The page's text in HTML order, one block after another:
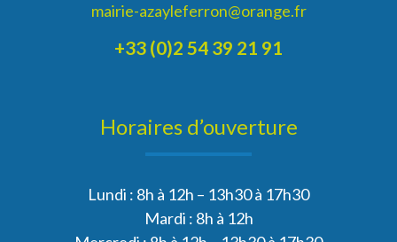
mairie-azayleferron@orange.fr
+33 (0)2 54 39 21 91
Horaires d’ouverture
Lundi : 8h à 12h – 13h30 à 17h30
Mardi : 8h à 12h